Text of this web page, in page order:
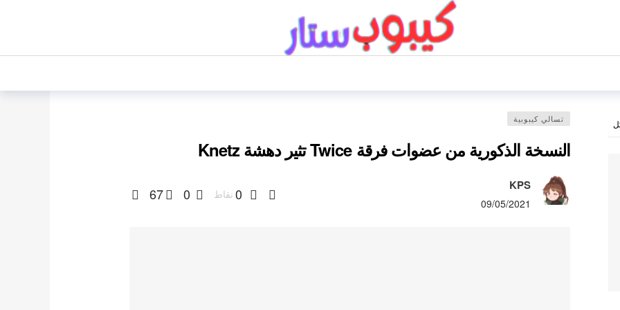
تسالي كيبوبية
النسخة الذكورية من عضوات فرقة Twice تثير دهشة Knetz
KPS
09/05/2021
0 نقاط 0
67